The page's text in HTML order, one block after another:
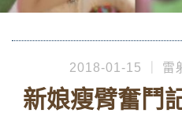
2018-01-15 雷
新娘瘦臂奮鬥